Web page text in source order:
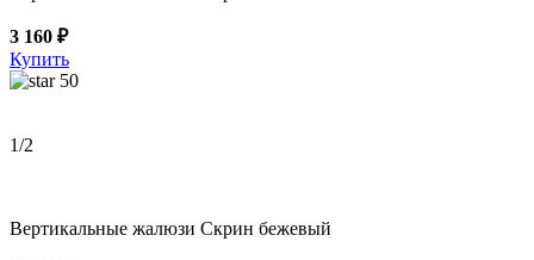
3 160 ₽
Купить
50
1/2
Вертикальные жалюзи Скрин бежевый